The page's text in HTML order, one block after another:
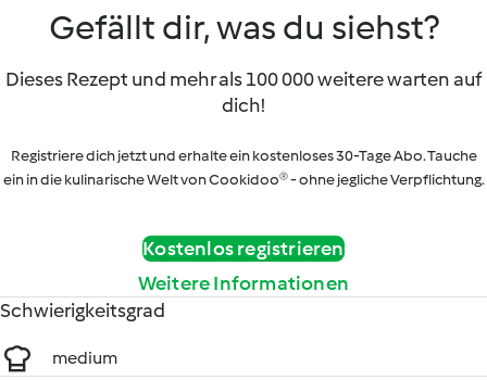
Gefällt dir, was du siehst?
Dieses Rezept und mehr als 100 000 weitere warten auf
dich!
Registriere dich jetzt und erhalte ein kostenloses 30-Tage Abo. Tauche
ein in die kulinarische Welt von Cookidoo® - ohne jegliche Verpflichtung.
Kostenlos registrieren
Weitere Informationen
Schwierigkeitsgrad
medium